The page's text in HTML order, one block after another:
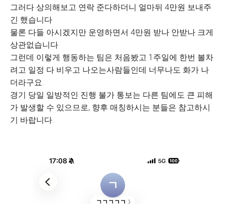
그러다 상의해보고 연락 준다하더니 얼마뒤 4만원 보내주
긴 했습니다
물론 다들 아시겠지만 운영하면서 4만원 받나 안받나 크게
상관없습니다
그런데 이렇게 행동하는 팀은 처음봤고 1주일에 한번 볼차
려고 일정 다 비우고 나오는사람들인데 너무나도 화가 나
더라구요.
경기 당일 일방적인 진행 불가 통보는 다른 팀에도 큰 피해
가 발생할 수 있으므로, 향후 매칭하시는 분들은 참고하시
기 바랍니다.